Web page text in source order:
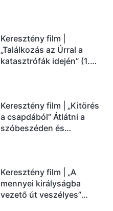
országába? (Magyar
szinkron)
Keresztény film |
„Találkozás az Úrral a
katasztrófák idején” (1.
Keresztény film | „Kitörés
a csapdából” Átlátni a
szóbeszéden és
Keresztény film | „A
mennyei királyságba
vezető út veszélyes”